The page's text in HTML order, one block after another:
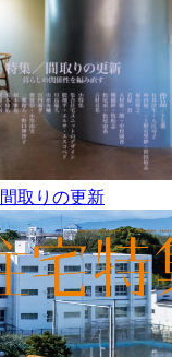
間取りの更新